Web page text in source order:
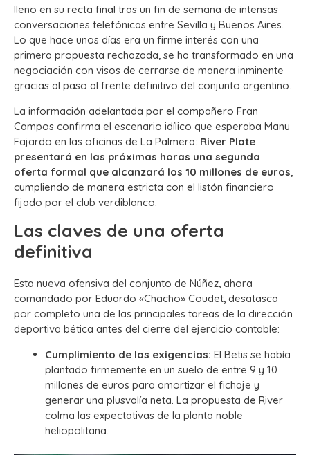
lleno en su recta final tras un fin de semana de intensas
conversaciones telefónicas entre Sevilla y Buenos Aires.
Lo que hace unos días era un firme interés con una
primera propuesta rechazada, se ha transformado en una
negociación con visos de cerrarse de manera inminente
gracias al paso al frente definitivo del conjunto argentino.
La información adelantada por el compañero Fran
Campos confirma el escenario idílico que esperaba Manu
Fajardo en las oficinas de La Palmera: River Plate
presentará en las próximas horas una segunda
oferta formal que alcanzará los 10 millones de euros,
cumpliendo de manera estricta con el listón financiero
fijado por el club verdiblanco.
Las claves de una oferta
definitiva
Esta nueva ofensiva del conjunto de Núñez, ahora
comandado por Eduardo «Chacho» Coudet, desatasca
por completo una de las principales tareas de la dirección
deportiva bética antes del cierre del ejercicio contable:
Cumplimiento de las exigencias: El Betis se había
plantado firmemente en un suelo de entre 9 y 10
millones de euros para amortizar el fichaje y
generar una plusvalía neta. La propuesta de River
colma las expectativas de la planta noble
heliopolitana.